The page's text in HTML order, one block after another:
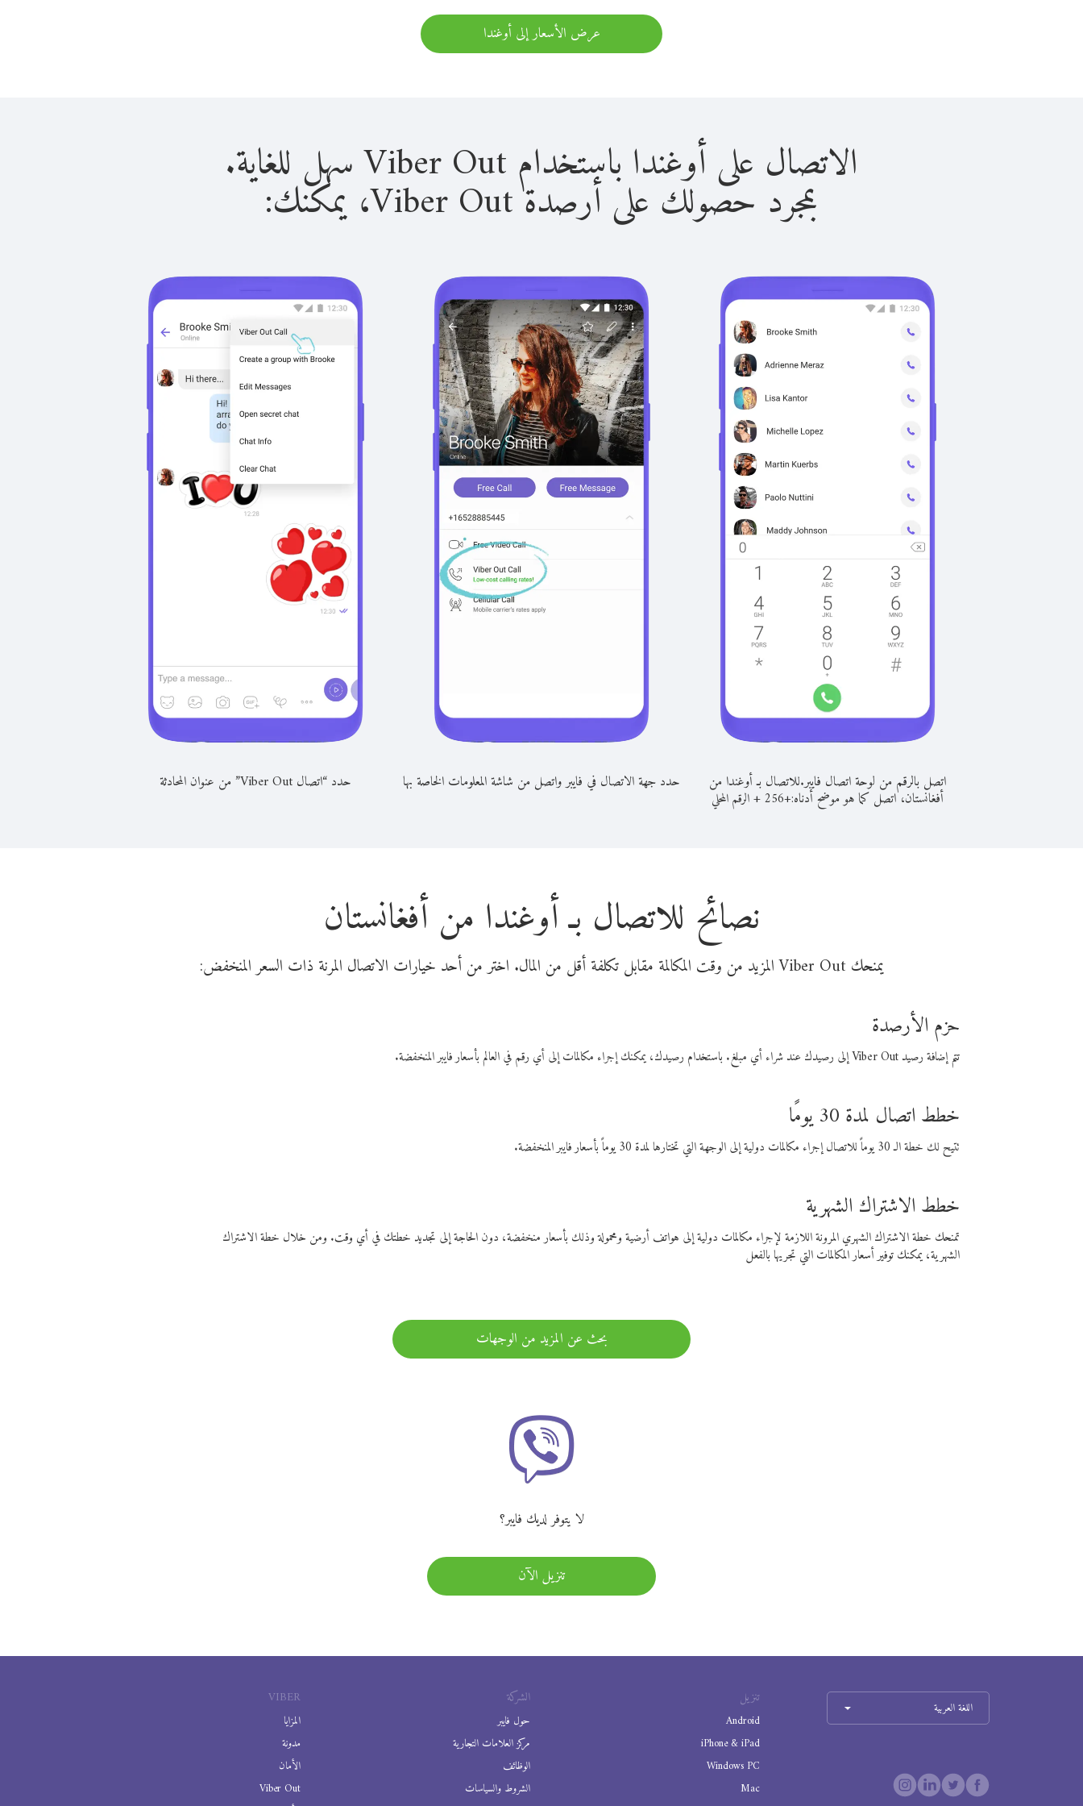
عرض الأسعار إلى أوغندا
الاتصال على أوغندا باستخدام Viber Out سهل للغاية.
بمجرد حصولك على أرصدة Viber Out، يمكنك:
اتصل بالرقم من لوحة اتصال فايبر.للاتصال بـ أوغندا من
أفغانستان، اتصل كما هو موضح أدناه:+
256
+الرقم المحلي
حدد جهة الاتصال في فايبر واتصل من شاشة المعلومات الخاصة بها حدد “اتصال Viber Out” من عنوان المحادثة
نصائح للاتصال بـ أوغندا من أفغانستان
يمنحك Viber Out المزيد من وقت المكالمة مقابل تكلفة أقل من المال. اختر من أحد خيارات الاتصال المرنة ذات السعر المنخفض:
حزم الأرصدة
تتم إضافة رصيد Viber Out إلى رصيدك عند شراء أي مبلغ. باستخدام رصيدك، يمكنك إجراء مكالمات إلى أي رقم في العالم بأسعار فايبر المنخفضة.
خطط اتصال لمدة 30 يومًا
تتيح لك خطة الـ 30 يوماً للاتصال إجراء مكالمات دولية إلى الوجهة التي تختارها لمدة 30 يوماً بأسعار فايبر المنخفضة.
خطط الاشتراك الشهرية
تمنحك خطة الاشتراك الشهري المرونة اللازمة لإجراء مكالمات دولية إلى هواتف أرضية ومحمولة وذلك بأسعار منخفضة، دون الحاجة إلى تجديد خطتك في أي وقت. ومن خلال خطة الاشتراك
الشهرية، يمكنك توفير أسعار المكالمات التي تجريها بالفعل
بحث عن المزيد من الوجهات
لا يتوفر لديك فايبر؟
تنزيل الآن
VIBER
المزايا
مدونة
الأمان
Viber Out
الشركة
حول فايبر
مركز العلامات التجارية
الوظائف
الشروط والسياسات
تنزيل
Android
iPhone & iPad
Windows PC
Mac
اللغة العربية